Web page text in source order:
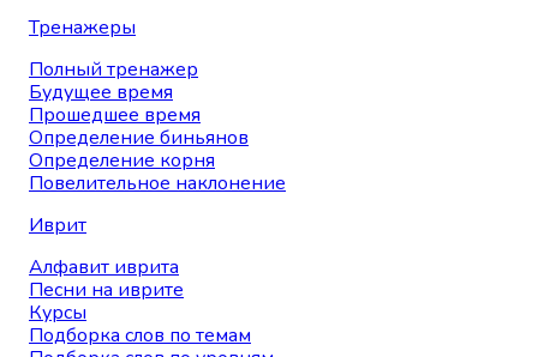
Тренажеры
Полный тренажер
Будущее время
Прошедшее время
Определение биньянов
Определение корня
Повелительное наклонение
Иврит
Алфавит иврита
Песни на иврите
Курсы
Подборка слов по темам